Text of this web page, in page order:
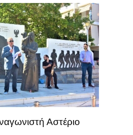
Αστέριο